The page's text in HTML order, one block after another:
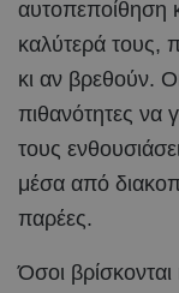
αυτοπεποίθηση
καλύτερά τους,
κι αν βρεθούν.
πιθανότητες
τους
μέσα από
παρέες.
Όσοι